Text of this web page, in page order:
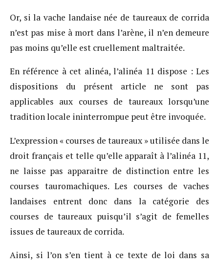
Or, si la vache landaise née de taureaux de corrida
n’est pas mise à mort dans l’arène, il n’en demeure
pas moins qu’elle est cruellement maltraitée.
En référence à cet alinéa, l’alinéa 11 dispose : Les
dispositions du présent article ne sont pas
applicables aux courses de taureaux lorsqu’une
tradition locale ininterrompue peut être invoquée.
L’expression « courses de taureaux » utilisée dans le
droit français et telle qu’elle apparaît à l’alinéa 11,
ne laisse pas apparaitre de distinction entre les
courses tauromachiques. Les courses de vaches
landaises entrent donc dans la catégorie des
courses de taureaux puisqu’il s’agit de femelles
issues de taureaux de corrida.
Ainsi, si l’on s’en tient à ce texte de loi dans sa